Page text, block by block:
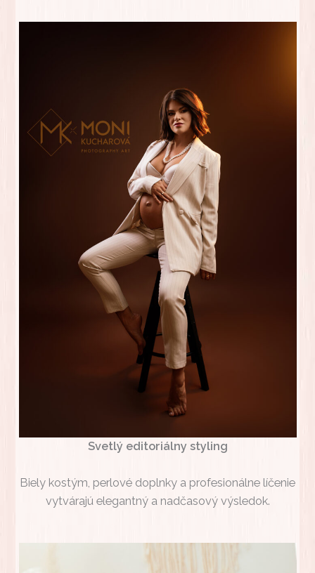
Svetlý editoriálny styling
Biely kostým, perlové doplnky a profesionálne líčenie
vytvárajú elegantný a nadčasový výsledok.